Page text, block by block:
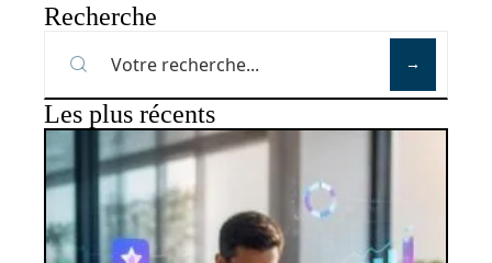
Recherche
Les plus récents